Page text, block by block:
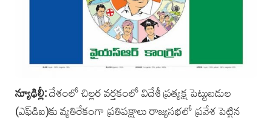
న్యూఢిల్లీ:దేశంలో చిల్లర వర్తకంలో విదేశీ ప్రత్యక్ష పెట్టుబడుల
(ఎఫ్‌డిఐ)కు వ్యతిరేకంగా ప్రతిపక్షాలు రాజ్యసభలో ప్రవేశ పెట్టిన